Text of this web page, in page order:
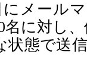
メール
に対し
状態で送